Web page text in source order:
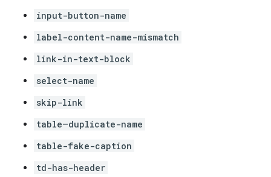
input-button-name
label-content-name-mismatch
link-in-text-block
select-name
skip-link
table–duplicate-name
table-fake-caption
td-has-header